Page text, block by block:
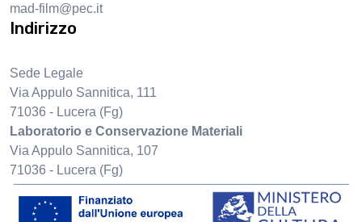
mad-film@pec.it
Indirizzo
Sede Legale
Via Appulo Sannitica, 111
71036 - Lucera (Fg)
Laboratorio e Conservazione Materiali
Via Appulo Sannitica, 107
71036 - Lucera (Fg)